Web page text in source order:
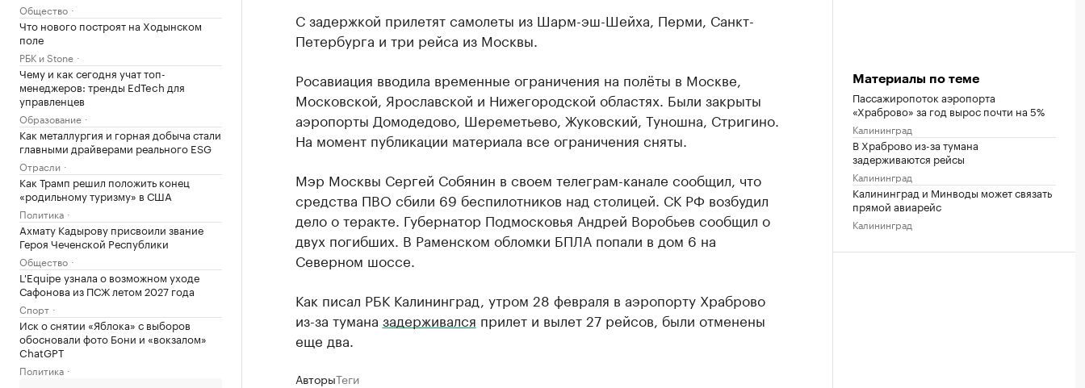
Общество
Что нового построят на Ходынском
поле
РБК и Stone
Чему и как сегодня учат топ-
менеджеров: тренды EdTech для
управленцев
Образование
Как металлургия и горная добыча стали
главными драйверами реального ESG
Отрасли
Как Трамп решил положить конец
«родильному туризму» в США
Политика
Ахмату Кадырову присвоили звание
Героя Чеченской Республики
Общество
L'Equipe узнала о возможном уходе
Сафонова из ПСЖ летом 2027 года
Спорт
Иск о снятии «Яблока» с выборов
обосновали фото Бони и «вокзалом»
ChatGPT
Политика
С задержкой прилетят самолеты из Шарм-эш-Шейха, Перми, Санкт-
Петербурга и три рейса из Москвы.
Росавиация вводила временные ограничения на полёты в Москве,
Московской, Ярославской и Нижегородской областях. Были закрыты
аэропорты Домодедово, Шереметьево, Жуковский, Туношна, Стригино.
На момент публикации материала все ограничения сняты.
Мэр Москвы Сергей Собянин в своем телеграм-канале сообщил, что
средства ПВО сбили 69 беспилотников над столицей. СК РФ возбудил
дело о теракте. Губернатор Подмосковья Андрей Воробьев сообщил о
двух погибших. В Раменском обломки БПЛА попали в дом 6 на
Северном шоссе.
Как писал РБК Калининград, утром 28 февраля в аэропорту Храброво
из-за тумана задерживался прилет и вылет 27 рейсов, были отменены
еще два.
АвторыТеги
Материалы по теме
Пассажиропоток аэропорта
«Храброво» за год вырос почти на 5%
Калининград
В Храброво из-за тумана
задерживаются рейсы
Калининград
Калининград и Минводы может связать
прямой авиарейс
Калининград